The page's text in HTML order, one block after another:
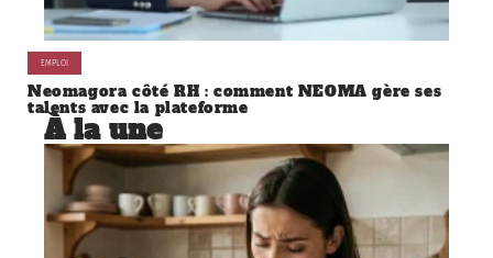
EMPLOI
Neomagora côté RH : comment NEOMA gère ses
talents avec la plateforme
À la une